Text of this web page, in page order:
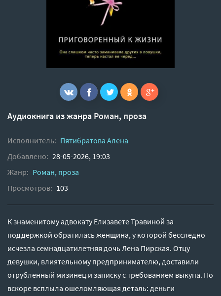
Аудиокнига из жанра Роман, проза
Исполнитель: Пятибратова Алена
Добавлено: 28-05-2026, 19:03
Жанр: Роман, проза
Просмотров: 103
К знаменитому адвокату Елизавете Травиной за
поддержкой обратилась женщина, у которой бесследно
исчезла семнадцатилетняя дочь Лена Пирская. Отцу
девушки, влиятельному предпринимателю, доставили
отрубленный мизинец и записку с требованием выкупа. Но
вскоре всплыла ошеломляющая деталь: деньги